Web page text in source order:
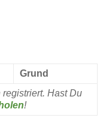
Grund
Hast Du
!